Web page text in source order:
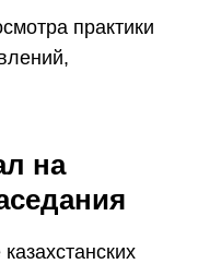
практики
на